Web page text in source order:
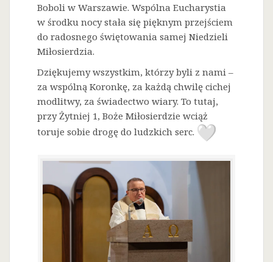
Boboli w Warszawie. Wspólna Eucharystia
w środku nocy stała się pięknym przejściem
do radosnego świętowania samej Niedzieli
Miłosierdzia.
Dziękujemy wszystkim, którzy byli z nami –
za wspólną Koronkę, za każdą chwilę cichej
modlitwy, za świadectwo wiary. To tutaj,
przy Żytniej 1, Boże Miłosierdzie wciąż
toruje sobie drogę do ludzkich serc.